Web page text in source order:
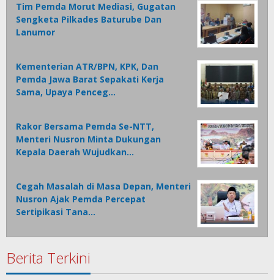
Tim Pemda Morut Mediasi, Gugatan
Sengketa Pilkades Baturube Dan
Lanumor
Kementerian ATR/BPN, KPK, Dan
Pemda Jawa Barat Sepakati Kerja
Sama, Upaya Penceg…
Rakor Bersama Pemda Se-NTT,
Menteri Nusron Minta Dukungan
Kepala Daerah Wujudkan…
Cegah Masalah di Masa Depan, Menteri
Nusron Ajak Pemda Percepat
Sertipikasi Tana…
Berita Terkini